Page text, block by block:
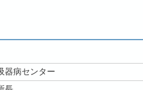
器病センター